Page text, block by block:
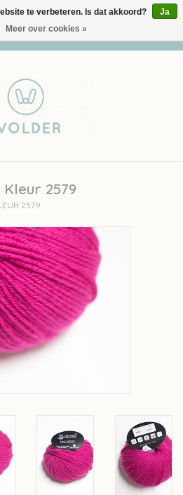
2579
2579
te verbeteren. Is dat akkoord?
Ja
Meer over cookies »